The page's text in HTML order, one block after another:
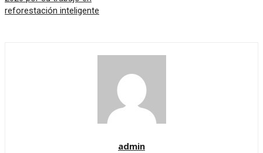
reforestación inteligente
admin